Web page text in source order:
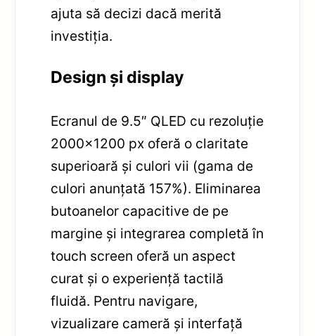
ajuta să decizi dacă merită
investiția.
Design și display
Ecranul de 9.5″ QLED cu rezoluție
2000×1200 px oferă o claritate
superioară și culori vii (gama de
culori anunțată 157%). Eliminarea
butoanelor capacitive de pe
margine și integrarea completă în
touch screen oferă un aspect
curat și o experiență tactilă
fluidă. Pentru navigare,
vizualizare cameră și interfață